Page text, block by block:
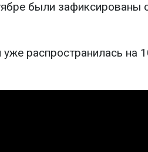
были зафиксированы
распространилась на